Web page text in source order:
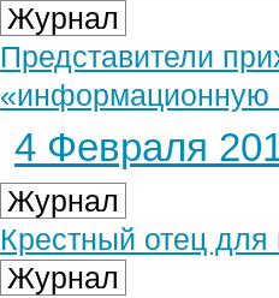
Журнал
Представители
«информационную
4 Февраля
Журнал
Крестный отец для
Журнал